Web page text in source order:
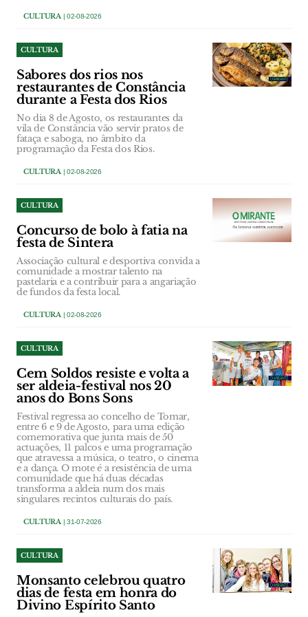
CULTURA | 02-08-2026
CULTURA
Sabores dos rios nos
restaurantes de Constância
durante a Festa dos Rios
No dia 8 de Agosto, os restaurantes da
vila de Constância vão servir pratos de
fataça e saboga, no âmbito da
programação da Festa dos Rios.
CULTURA | 02-08-2026
CULTURA
Concurso de bolo à fatia na
festa de Sintera
Associação cultural e desportiva convida a
comunidade a mostrar talento na
pastelaria e a contribuir para a angariação
de fundos da festa local.
CULTURA | 02-08-2026
CULTURA
Cem Soldos resiste e volta a
ser aldeia-festival nos 20
anos do Bons Sons
Festival regressa ao concelho de Tomar,
entre 6 e 9 de Agosto, para uma edição
comemorativa que junta mais de 50
actuações, 11 palcos e uma programação
que atravessa a música, o teatro, o cinema
e a dança. O mote é a resistência de uma
comunidade que há duas décadas
transforma a aldeia num dos mais
singulares recintos culturais do país.
CULTURA | 31-07-2026
CULTURA
Monsanto celebrou quatro
dias de festa em honra do
Divino Espírito Santo